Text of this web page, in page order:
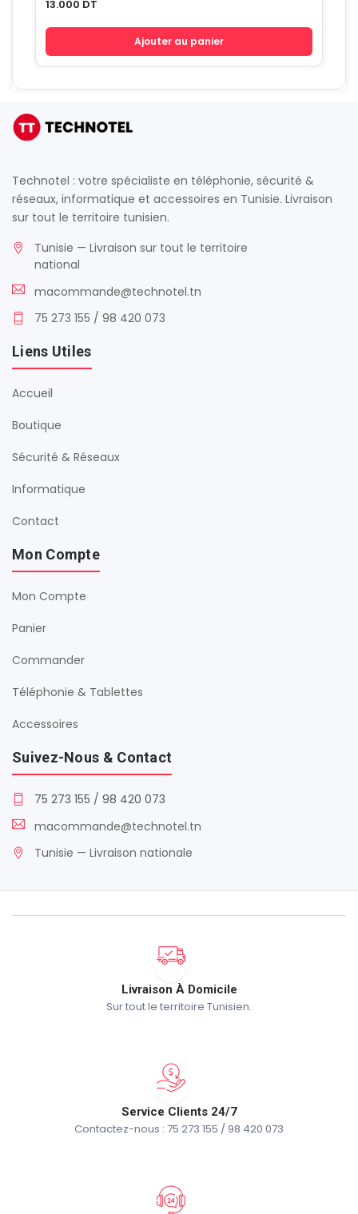
13.000 DT
Ajouter au panier
Technotel : votre spécialiste en téléphonie, sécurité &
réseaux, informatique et accessoires en Tunisie. Livraison
sur tout le territoire tunisien.
Tunisie — Livraison sur tout le territoire
national
macommande@technotel.tn
75 273 155 / 98 420 073
Liens Utiles
Accueil
Boutique
Sécurité & Réseaux
Informatique
Contact
Mon Compte
Mon Compte
Panier
Commander
Téléphonie & Tablettes
Accessoires
Suivez-Nous & Contact
75 273 155 / 98 420 073
macommande@technotel.tn
Tunisie — Livraison nationale
Livraison À Domicile
Sur tout le territoire Tunisien.
Service Clients 24/7
Contactez-nous : 75 273 155 / 98 420 073